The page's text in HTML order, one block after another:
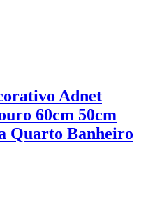
Adnet
60cm 50cm
Quarto Banheiro